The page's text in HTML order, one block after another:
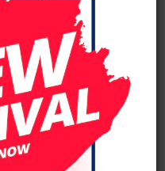
tegen
Play (XT1710) LCD
(Alle kleuren)